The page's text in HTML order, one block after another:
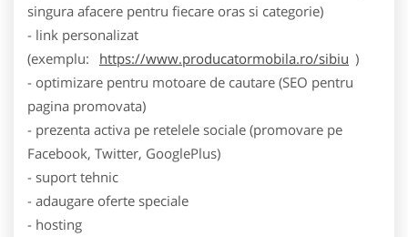
singura afacere pentru fiecare oras si categorie)
- link personalizat
(exemplu:
https://www.producatormobila.ro/sibiu )
- optimizare pentru motoare de cautare (SEO pentru
pagina promovata)
- prezenta activa pe retelele sociale (promovare pe
Facebook, Twitter, GooglePlus)
- suport tehnic
- adaugare oferte speciale
- hosting